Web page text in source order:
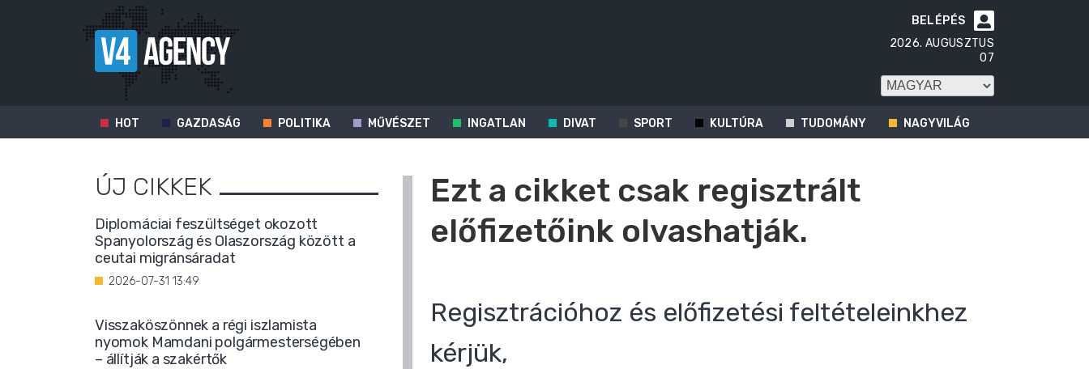

BELÉPÉS
2026. AUGUSZTUS
07
HOT GAZDASÁG POLITIKA MŰVÉSZET INGATLAN DIVAT SPORT KULTÚRA TUDOMÁNY NAGYVILÁG
Ezt a cikket csak regisztrált
előfizetőink olvashatják.
Regisztrációhoz és előfizetési feltételeinkhez
kérjük,
ÚJ CIKKEK
Diplomáciai feszültséget okozott
Spanyolország és Olaszország között a
ceutai migránsáradat
2026-07-31 13:49
Visszaköszönnek a régi iszlamista
nyomok Mamdani polgármesterségében
– állítják a szakértők